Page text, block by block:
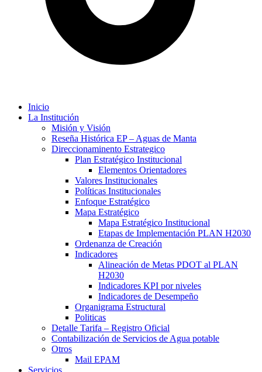
Inicio
La Institución
Misión y Visión
Reseña Histórica EP – Aguas de Manta
Direccionaminento Estrategico
Plan Estratégico Institucional
Elementos Orientadores
Valores Institucionales
Políticas Institucionales
Enfoque Estratégico
Mapa Estratégico
Mapa Estratégico Institucional
Etapas de Implementación PLAN H2030
Ordenanza de Creación
Indicadores
Alineación de Metas PDOT al PLAN
H2030
Indicadores KPI por niveles
Indicadores de Desempeño
Organigrama Estructural
Politicas
Detalle Tarifa – Registro Oficial
Contabilización de Servicios de Agua potable
Otros
Mail EPAM